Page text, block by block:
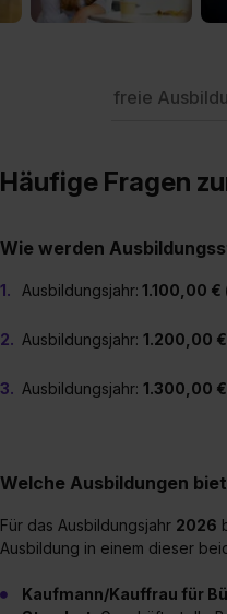
freie
Häufige Fragen
Wie werden
Ausbildungsjahr: 1.100,00
Ausbildungsjahr:1.200,00
Ausbildungsjahr:1.300,00
Welche Ausbildungen
Für das Ausbildungsjahr 2026
Ausbildung in einem dieser
Kaufmann/Kauffrau für